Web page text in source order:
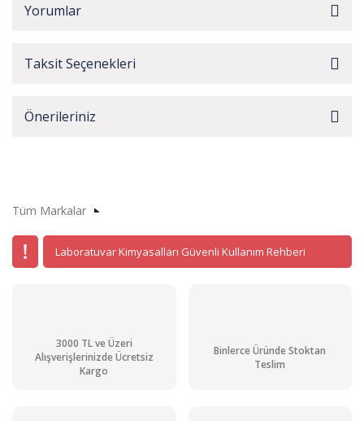
Yorumlar
Taksit Seçenekleri
Önerileriniz
Tüm Markalar
Laboratuvar Kimyasalları Güvenli Kullanım Rehberi
3000 TL ve Üzeri
Alışverişlerinizde Ücretsiz
Kargo
Binlerce Üründe Stoktan
Teslim